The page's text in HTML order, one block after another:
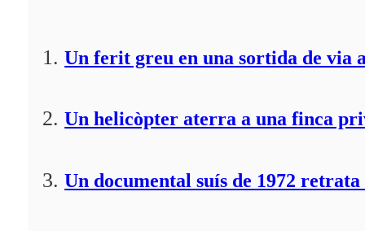
Un ferit greu en una sortida de via
Un helicòpter aterra a una finca
Un documental suís de 1972